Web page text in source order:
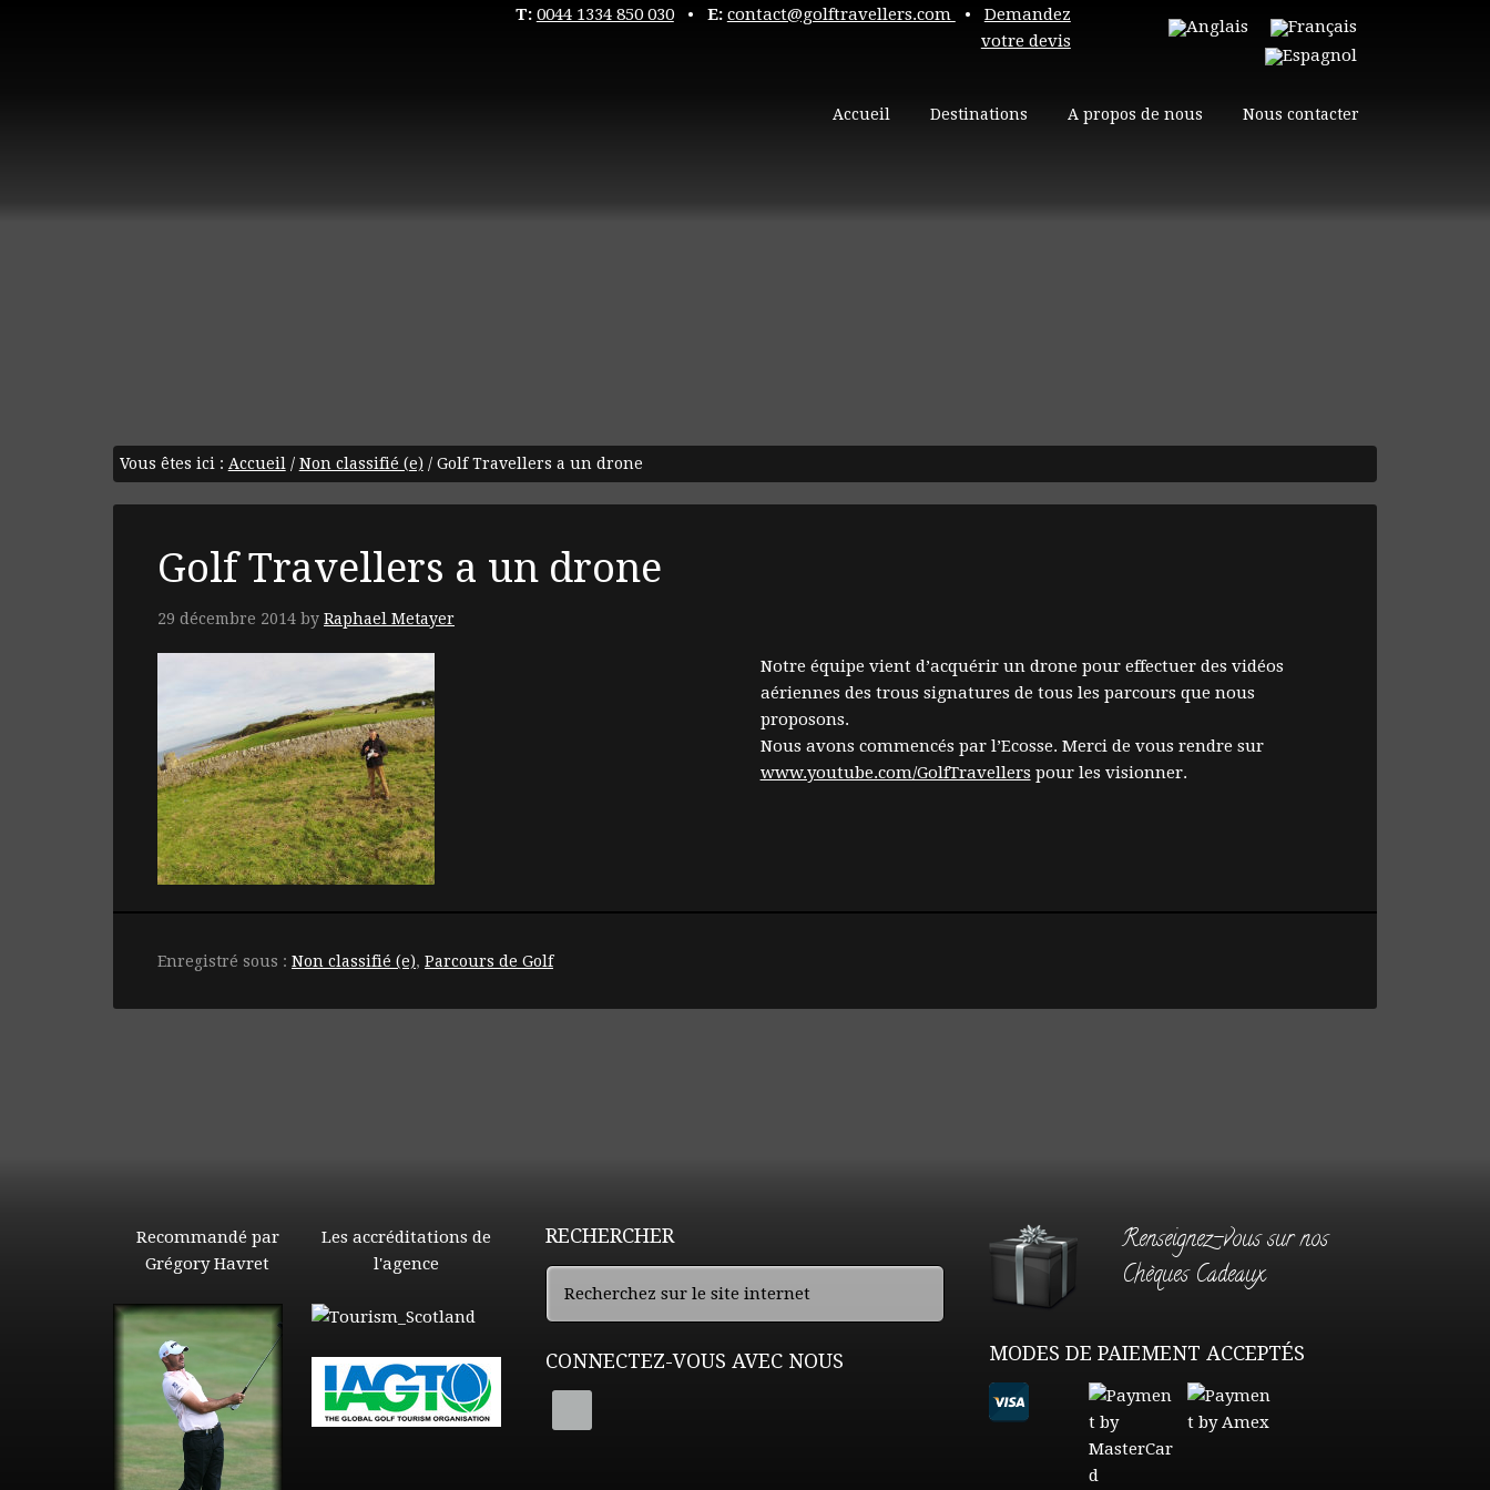
T: 0044 1334 850 030• E: contact@golftravellers.com • Demandez
votre devis
Accueil Destinations A propos de nous Nous contacter
Vous êtes ici : Accueil / Non classifié (e) /Golf Travellers a un drone
Golf Travellers a un drone
29 décembre 2014 by Raphael Metayer
Notre équipe vient d’acquérir un drone pour effectuer des vidéos
aériennes des trous signatures de tous les parcours que nous
proposons.
Nous avons commencés par l’Ecosse. Merci de vous rendre sur
www.youtube.com/GolfTravellers pour les visionner.
Enregistré sous : Non classifié (e), Parcours de Golf
Recommandé par
Grégory Havret
Les accréditations de
l'agence
RECHERCHER
CONNECTEZ-VOUS AVEC NOUS
Renseignez-vous sur nos
Chèques Cadeaux
MODES DE PAIEMENT ACCEPTÉS